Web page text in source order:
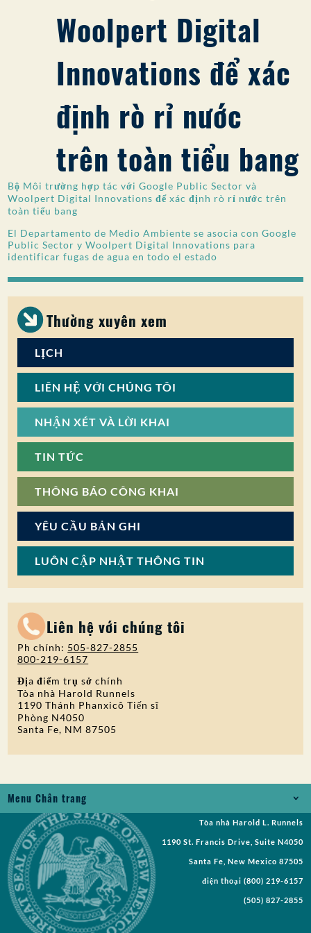
SỰ THAM GIA CỦA CÔNG CHÚNG
Woolpert Digital
Innovations để xác
định rò rỉ nước
trên toàn tiểu bang
Bộ Môi trường hợp tác với Google Public Sector và
Woolpert Digital Innovations để xác định rò rỉ nước trên
toàn tiểu bang
El Departamento de Medio Ambiente se asocia con Google
Public Sector y Woolpert Digital Innovations para
identificar fugas de agua en todo el estado
Thường xuyên xem
LỊCH
LIÊN HỆ VỚI CHÚNG TÔI
NHẬN XÉT VÀ LỜI KHAI
TIN TỨC
THÔNG BÁO CÔNG KHAI
YÊU CẦU BẢN GHI
LUÔN CẬP NHẬT THÔNG TIN
Liên hệ với chúng tôi
Ph chính: 505-827-2855
800-219-6157
Địa điểm trụ sở chính
Tòa nhà Harold Runnels
1190 Thánh Phanxicô Tiến sĩ
Phòng N4050
Santa Fe, NM 87505
Menu Chân trang
Jobs
Yêu cầu Bản ghi
Yêu cầu đề xuất
Yêu cầu Cuộc họp
Tòa nhà Harold L. Runnels
1190 St. Francis Drive, Suite N4050
Santa Fe, New Mexico 87505
điện thoại (800) 219-6157
(505) 827-2855